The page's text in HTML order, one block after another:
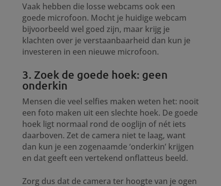
Vaak hebben die losse webcams ook een
goede microfoon. Mocht je huidige webcam
bijvoorbeeld wel goed zijn, maar krijg je
klachten over je verstaanbaarheid dan kun je
investeren in een nieuwe microfoon.
3. Zoek de goede hoek: geen
onderkin
Mensen die veel selfies maken weten het: nooit
een foto maken uit een slechte hoek. De goede
hoek ligt normaal rond de ooglijn of nét iets
daarboven. Zet de camera niet te laag, want
dan kun je een zogenaamde ‘onderkin’ krijgen
en dat geeft een vertekend onflatteus beeld.
Zorg dus dat de camera ter hoogte van je ogen